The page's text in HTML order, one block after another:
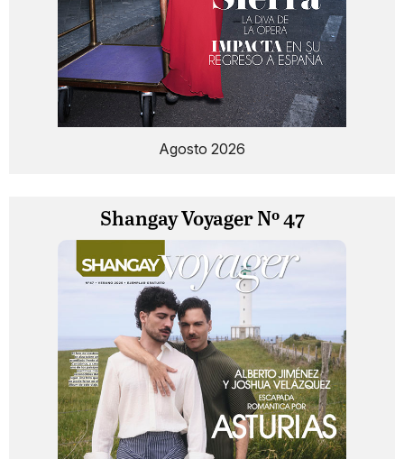
Agosto 2026
Shangay Voyager Nº 47